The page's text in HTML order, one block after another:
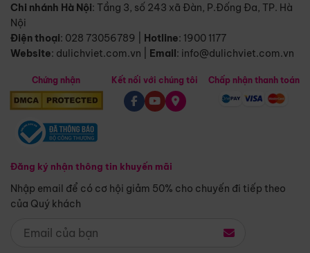
Chi nhánh Hà Nội: Tầng 3, số 243 xã Đàn, P.Đống Đa, TP. Hà
Nội
Điện thoại: 028 73056789 Hotline: 1900 1177
Website: dulichviet.com.vn Email: info@dulichviet.com.vn
Chứng nhận
Đăng ký nhận thông tin khuyến mãi
Nhập email để có cơ hội giảm 50% cho chuyến đi tiếp theo
của Quý khách
Kết nối với chúng tôi Chấp nhận thanh toán